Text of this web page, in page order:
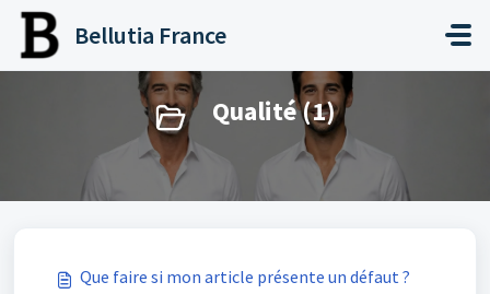
Passer au contenu principal
Bellutia France
Qualité (1)
Que faire si mon article présente un défaut ?